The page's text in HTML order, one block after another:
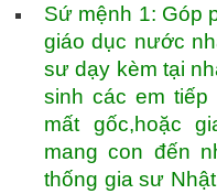
Sứ mệnh 1: Góp
giáo dục nước
sư dạy kèm tại
sinh các em tiếp
mất gốc,hoặc
mang con đến
thống gia sư